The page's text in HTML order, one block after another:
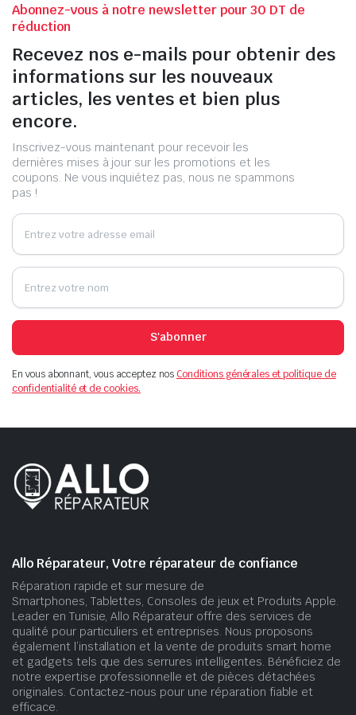
Abonnez-vous à notre newsletter pour 30 DT de
réduction
Recevez nos e-mails pour obtenir des
informations sur les nouveaux
articles, les ventes et bien plus
encore.
Inscrivez-vous maintenant pour recevoir les
dernières mises à jour sur les promotions et les
coupons. Ne vous inquiétez pas, nous ne spammons
pas !
S'abonner
En vous abonnant, vous acceptez nosConditions générales et politique de
confidentialité et de cookies.
Allo Réparateur, Votre réparateur de confiance
Réparation rapide et sur mesure de
Smartphones, Tablettes, Consoles de jeux et Produits Apple.
Leader en Tunisie, Allo Réparateur offre des services de
qualité pour particuliers et entreprises. Nous proposons
également l’installation et la vente de produits smart home
et gadgets tels que des serrures intelligentes. Bénéficiez de
notre expertise professionnelle et de pièces détachées
originales. Contactez-nous pour une réparation fiable et
efficace.